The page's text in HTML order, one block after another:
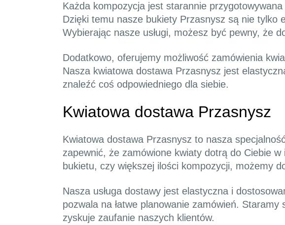
Każda kompozycja jest starannie
Dzięki temu nasze bukiety Przasnysz są nie tylko
Wybierając nasze usługi, możesz być pewny, że
Dodatkowo, oferujemy możliwość zamówienia
Nasza kwiatowa dostawa Przasnysz jest
znaleźć coś odpowiedniego dla siebie.
Kwiatowa dostawa Przasnysz
Kwiatowa dostawa Przasnysz to nasza
zapewnić, że zamówione kwiaty dotrą do Ciebie
bukietu, czy większej ilości kompozycji, możemy
Nasza usługa dostawy jest elastyczna i
pozwala na łatwe planowanie zamówień.
zyskuje zaufanie naszych klientów.